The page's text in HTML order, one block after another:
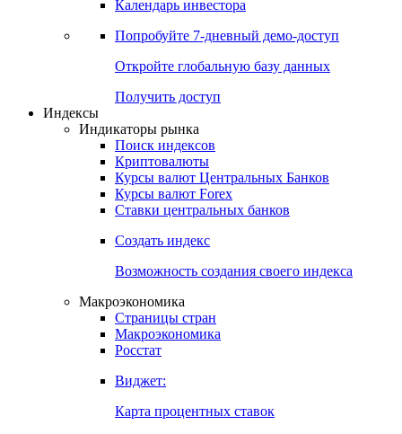
Календарь инвестора
Попробуйте 7-дневный демо-доступ
Откройте глобальную базу данных
Получить доступ
Индексы
Индикаторы рынка
Поиск индексов
Криптовалюты
Курсы валют Центральных Банков
Курсы валют Forex
Ставки центральных банков
Создать индекс
Возможность создания своего индекса
Макроэкономика
Страницы стран
Макроэкономика
Росстат
Виджет:
Карта процентных ставок